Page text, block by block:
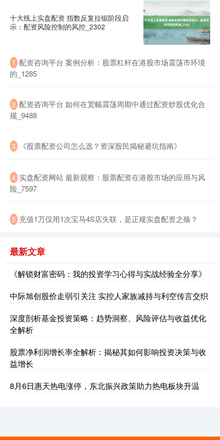
十大线上实盘配资 指数反复拉锯阶段启
示：配资风险控制的风控_2302
1 配资咨询平台 案例分析：股票杠杆在港股市场震荡市环境
的_1285
2 配资咨询平台 如何在宽幅震荡周期中通过配资炒股优化合
规_9488
3 《股票配资公司怎么选？资深股民揭秘避坑指南》
4 实盘配资网站 最新观察：股票配资在港股市场的应用与风
险_7597
5 充值1万仅用1次宝马4S店失联，是正规实盘配资之殇？
最新文章
《解锁财富密码：我的投资学习心得与实战经验全分享》
中际旭创股价走弱引关注 实控人家族减持与利空传言交织
深度剖析基金投资策略：趋势洞察、风险评估与收益优化
全解析
股票净利润增长率全解析：揭秘其如何影响投资决策与收
益增长
8月6日惠天热电涨停，东北振兴政策助力热电板块升温